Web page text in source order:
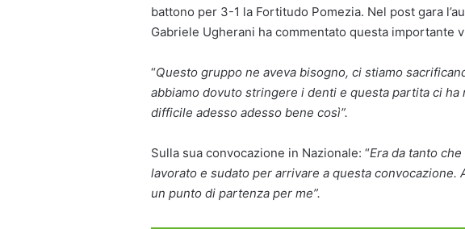
battono per 3-1 la Fortitudo Pomezia. Nel post gara
Gabriele Ugherani ha commentato questa importante
“Questo gruppo ne aveva bisogno, ci stiamo
abbiamo dovuto stringere i denti e questa partita ci
difficile adesso adesso bene così”.
Sulla sua convocazione in Nazionale: “Era da tanto
lavorato e sudato per arrivare a questa convocazione.
un punto di partenza per me”.